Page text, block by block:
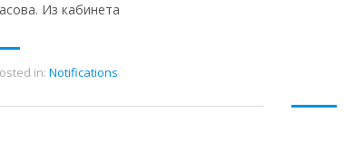
Из кабинета
in: Notifications